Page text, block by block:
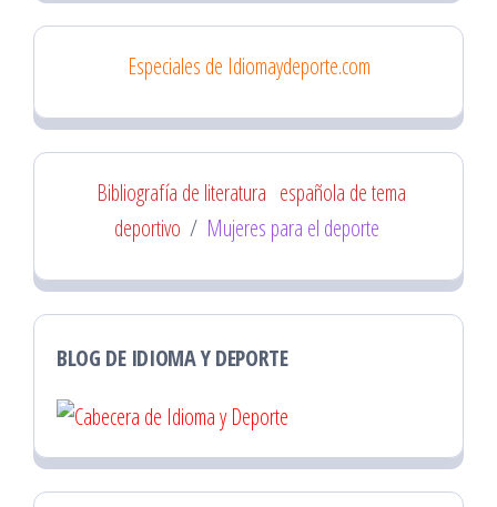
Especiales de Idiomaydeporte.com
Bibliografía de literatura española de tema
deportivo / Mujeres para el deporte
BLOG DE IDIOMA Y DEPORTE